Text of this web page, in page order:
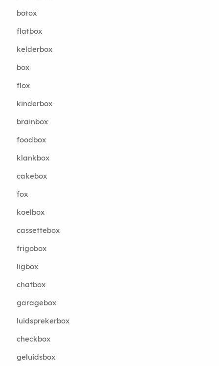
botox
flatbox
kelderbox
box
flox
kinderbox
brainbox
foodbox
klankbox
cakebox
fox
koelbox
cassettebox
frigobox
ligbox
chatbox
garagebox
luidsprekerbox
checkbox
geluidsbox